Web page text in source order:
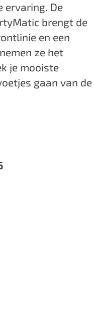
ervaring. De
brengt de
en een
ze het
je mooiste
gaan van de